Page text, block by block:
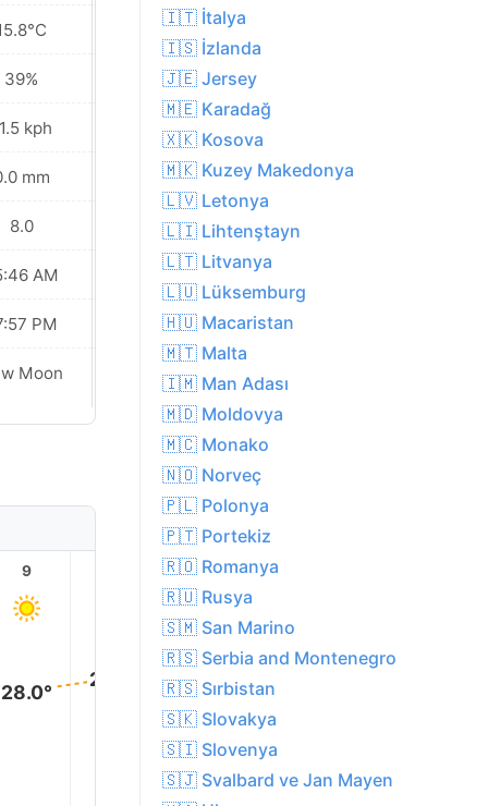
39%
kph
mm
8.0
AM
PM
Moon
14.4°C
45%
14.4 kph
0.0 mm
8.0
05:47 AM
07:55 PM
New Moon
9
28.0°
29.0°
11
31.0° 32.0° 32.0°
🇮🇹 İtalya
🇮🇸 İzlanda
🇯🇪 Jersey
🇲🇪 Karadağ
🇽🇰 Kosova
🇲🇰 Kuzey Makedonya
🇱🇻 Letonya
🇱🇮 Lihtenştayn
🇱🇹 Litvanya
🇱🇺 Lüksemburg
🇭🇺 Macaristan
🇲🇹 Malta
🇮🇲 Man Adası
🇲🇩 Moldovya
🇲🇨 Monako
🇳🇴 Norveç
🇵🇱 Polonya
🇵🇹 Portekiz
🇷🇴 Romanya
🇷🇺 Rusya
🇸🇲 San Marino
🇷🇸 Serbia and Montenegro
🇷🇸 Sırbistan
🇸🇰 Slovakya
🇸🇮 Slovenya
🇸🇯 Svalbard ve Jan Mayen